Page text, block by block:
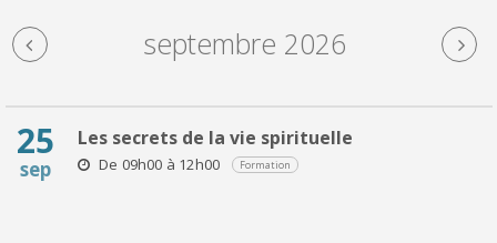
septembre 2026
25
sep
Les secrets de la vie spirituelle
De 09h00 à 12h00 Formation